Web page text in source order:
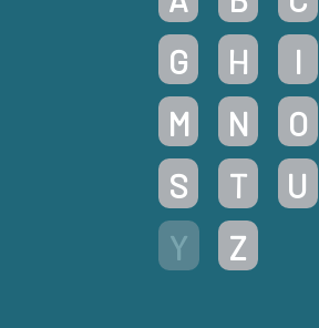
G
H I
M
N O
S
T U
Y
Z